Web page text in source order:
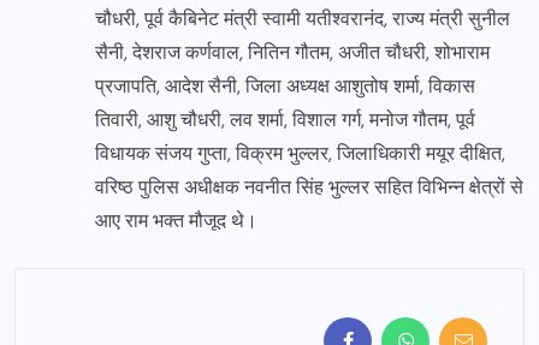
चौधरी, पूर्व कैबिनेट मंत्री स्वामी यतीश्वरानंद, राज्य मंत्री सुनील
सैनी, देशराज कर्णवाल, नितिन गौतम, अजीत चौधरी, शोभाराम
प्रजापति, आदेश सैनी, जिला अध्यक्ष आशुतोष शर्मा, विकास
तिवारी, आशु चौधरी, लव शर्मा, विशाल गर्ग, मनोज गौतम, पूर्व
विधायक संजय गुप्ता, विक्रम भुल्लर, जिलाधिकारी मयूर दीक्षित,
वरिष्ठ पुलिस अधीक्षक नवनीत सिंह भुल्लर सहित विभिन्न क्षेत्रों से
आए राम भक्त मौजूद थे।